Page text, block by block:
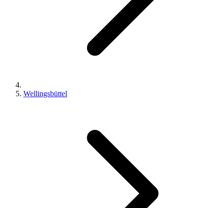
Wellingsbüttel